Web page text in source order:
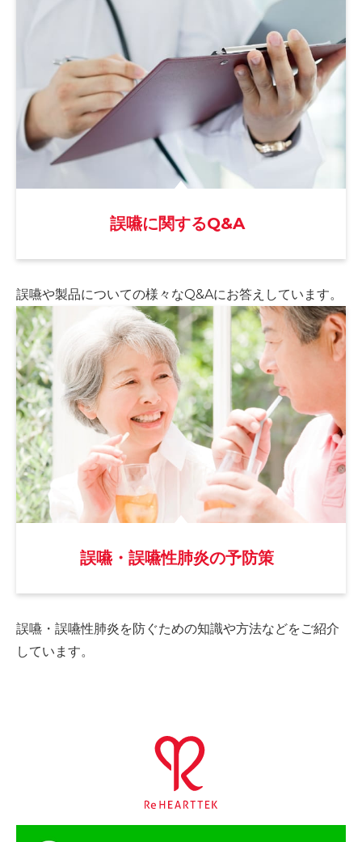
誤嚥に関するQ&A
誤嚥や製品についての様々なQ&Aにお答えしています。
誤嚥・誤嚥性肺炎の予防策
誤嚥・誤嚥性肺炎を防ぐための知識や方法などをご紹介
しています。